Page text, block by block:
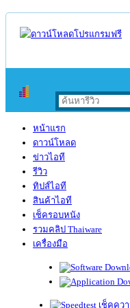
หน้าแรก
ดาวน์โหลด
ข่าวไอที
รีวิว
ทิปส์ไอที
สินค้าไอที
เช็ครอบหนัง
รวมคลิป Thaiware
เครื่องมือ
เช็คควา